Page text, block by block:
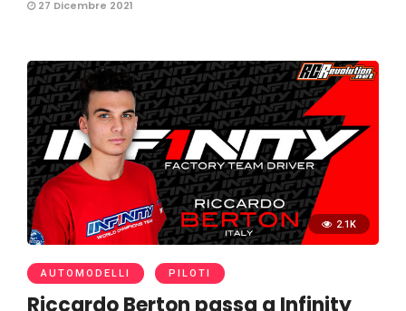
27 Dicembre 2021
2.1K
AUTOMODELLI PILOTI